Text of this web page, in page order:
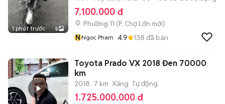
1 phút trước 5
7.100.000 đ
Phường 11 (P. Chợ Lớn mới)
NNgoc Pham 4.9 138 đã bán
Toyota Prado VX 2018 Đen 70000
km
2018 7 km Xăng Tự động
1.725.000.000 đ